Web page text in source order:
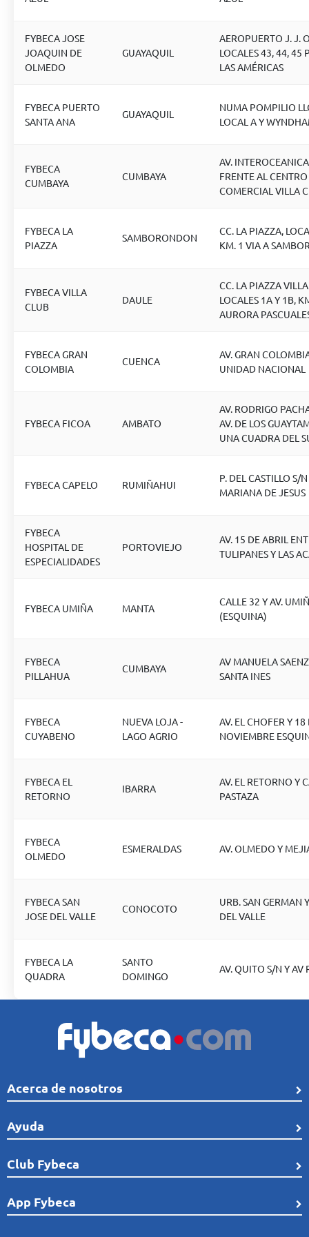
FYBECA JOSE
JOAQUIN DE
OLMEDO
GUAYAQUIL
AEROPUERTO J. J.
LOCALES 43, 44, 45
LAS AMÉRICAS
FYBECA PUERTO
SANTA ANA
GUAYAQUIL
NUMA POMPILIO
LOCAL A Y
FYBECA
CUMBAYA
CUMBAYA
AV.
FRENTE AL CENTRO
COMERCIAL VILLA
FYBECA LA
PIAZZA
SAMBORONDON
CC. LA PIAZZA,
KM. 1 VIA A
FYBECA VILLA
CLUB
DAULE
CC. LA PIAZZA
LOCALES 1A Y 1B,
AURORA
FYBECA GRAN
COLOMBIA
CUENCA
AV. GRAN
UNIDAD NACIONAL
FYBECA FICOA AMBATO
AV. RODRIGO
AV. DE LOS
UNA CUADRA DEL
FYBECA CAPELO RUMIÑAHUI
P. DEL CASTILLO S/
MARIANA DE JESUS
FYBECA
HOSPITAL DE
ESPECIALIDADES
PORTOVIEJO
AV. 15 DE ABRIL
TULIPANES Y LAS
FYBECA UMIÑA MANTA
CALLE 32 Y AV.
(ESQUINA)
FYBECA
PILLAHUA
CUMBAYA
AV MANUELA
SANTA INES
FYBECA
CUYABENO
NUEVA LOJA -
LAGO AGRIO
AV. EL CHOFER Y 18
NOVIEMBRE
FYBECA EL
RETORNO
IBARRA
AV. EL RETORNO Y
PASTAZA
FYBECA
OLMEDO
ESMERALDAS AV. OLMEDO Y
FYBECA SAN
JOSE DEL VALLE
CONOCOTO
URB. SAN GERMAN
DEL VALLE
FYBECA LA
QUADRA
SANTO
DOMINGO
AV. QUITO S/N Y AV
Acerca de nosotros
Quiénes Somos
Línea de tiempo
Comunidad
Reconocimientos
Ayuda
Preguntas frecuentes
Cobertura
Términos de uso
Club Fybeca
¿Qué es el Club Fybeca?
Afíliate sin costo a Club Fybeca
App Fybeca